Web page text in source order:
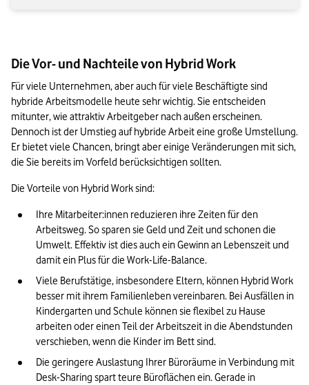
Die Vor- und Nachteile von Hybrid Work
Für viele Unternehmen, aber auch für viele Beschäftigte sind
hybride Arbeitsmodelle heute sehr wichtig. Sie entscheiden
mitunter, wie attraktiv Arbeitgeber nach außen erscheinen.
Dennoch ist der Umstieg auf hybride Arbeit eine große Umstellung.
Er bietet viele Chancen, bringt aber einige Veränderungen mit sich,
die Sie bereits im Vorfeld berücksichtigen sollten.
Die Vorteile von Hybrid Work sind:
Ihre Mitarbeiter:innen reduzieren ihre Zeiten für den
Arbeitsweg. So sparen sie Geld und Zeit und schonen die
Umwelt. Effektiv ist dies auch ein Gewinn an Lebenszeit und
damit ein Plus für die Work-Life-Balance.
Viele Berufstätige, insbesondere Eltern, können Hybrid Work
besser mit ihrem Familienleben vereinbaren. Bei Ausfällen in
Kindergarten und Schule können sie flexibel zu Hause
arbeiten oder einen Teil der Arbeitszeit in die Abendstunden
verschieben, wenn die Kinder im Bett sind.
Die geringere Auslastung Ihrer Büroräume in Verbindung mit
Desk-Sharing spart teure Büroflächen ein. Gerade in